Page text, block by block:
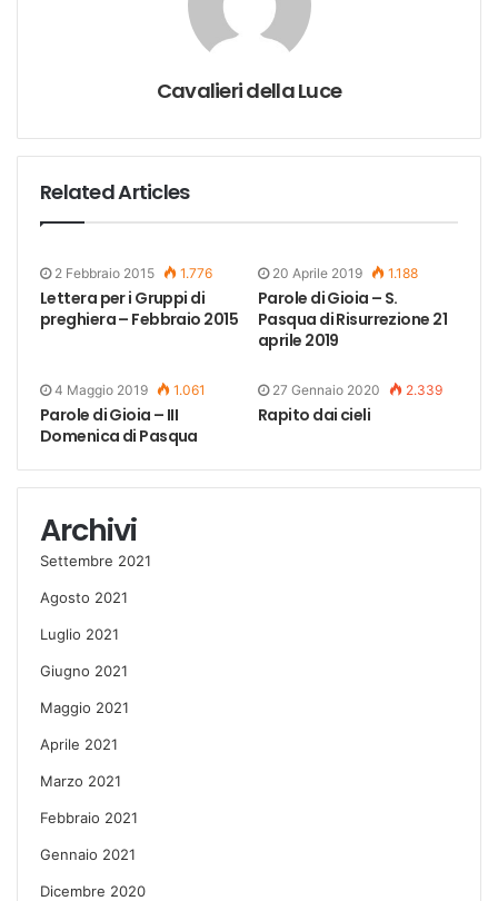
Cavalieri della Luce
Related Articles
2 Febbraio 2015 1.776
Lettera per i Gruppi di
preghiera – Febbraio 2015
20 Aprile 2019 1.188
Parole di Gioia – S.
Pasqua di Risurrezione 21
aprile 2019
4 Maggio 2019 1.061
Parole di Gioia – III
Domenica di Pasqua
27 Gennaio 2020 2.339
Rapito dai cieli
Archivi
Settembre 2021
Agosto 2021
Luglio 2021
Giugno 2021
Maggio 2021
Aprile 2021
Marzo 2021
Febbraio 2021
Gennaio 2021
Dicembre 2020